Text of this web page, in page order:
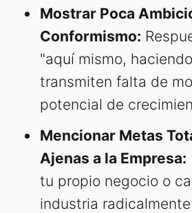
Mostrar Poca
Conformismo:
"aquí mismo,
transmiten falta de
potencial de
Mencionar Metas
Ajenas a la Empresa:
tu propio negocio o
industria